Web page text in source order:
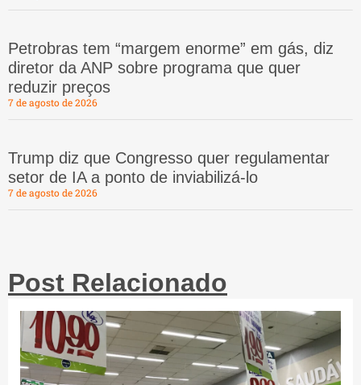
Petrobras tem “margem enorme” em gás, diz
diretor da ANP sobre programa que quer
reduzir preços
7 de agosto de 2026
Trump diz que Congresso quer regulamentar
setor de IA a ponto de inviabilizá-lo
7 de agosto de 2026
Post Relacionado